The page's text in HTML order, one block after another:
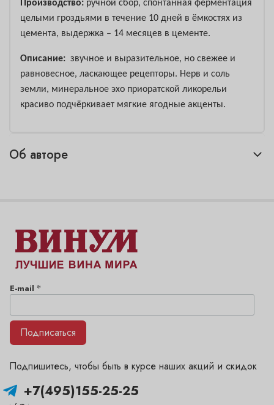
Производство: ручной сбор, спонтанная ферментация
целыми гроздьями в течение 10 дней в ёмкостях из
цемента, выдержка – 14 месяцев в цементе.
Описание: звучное и выразительное, но свежее и
равновесное, ласкающее рецепторы. Нерв и соль
земли, минеральное эхо приоратской ликорельи
красиво подчёркивает мягкие ягодные акценты.
Об авторе
+7(495)155-25-25
Подпишитесь, чтобы быть в курсе наших акций и скидок
E-mail *
Подписаться